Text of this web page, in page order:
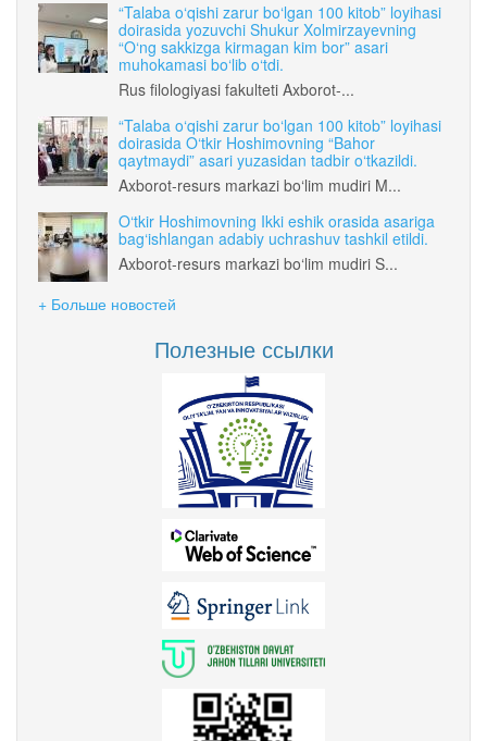
“Talaba o‘qishi zarur bo‘lgan 100 kitob” loyihasi
doirasida yozuvchi Shukur Xolmirzayevning
“O‘ng sakkizga kirmagan kim bor” asari
muhokamasi bo‘lib o‘tdi.
Rus filologiyasi fakulteti Axborot-...
“Talaba o‘qishi zarur bo‘lgan 100 kitob” loyihasi
doirasida O‘tkir Hoshimovning “Bahor
qaytmaydi” asari yuzasidan tadbir o‘tkazildi.
Axborot-resurs markazi bo‘lim mudiri M...
O‘tkir Hoshimovning Ikki eshik orasida asariga
bag‘ishlangan adabiy uchrashuv tashkil etildi.
Axborot-resurs markazi bo‘lim mudiri S...
+ Больше новостей
Полезные ссылки